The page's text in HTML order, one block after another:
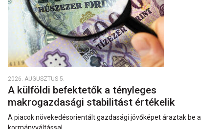
2026. AUGUSZTUS 5.
A külföldi befektetők a tényleges
makrogazdasági stabilitást értékelik
A piacok növekedésorientált gazdasági jövőképet áraztak be a
kormányváltással.